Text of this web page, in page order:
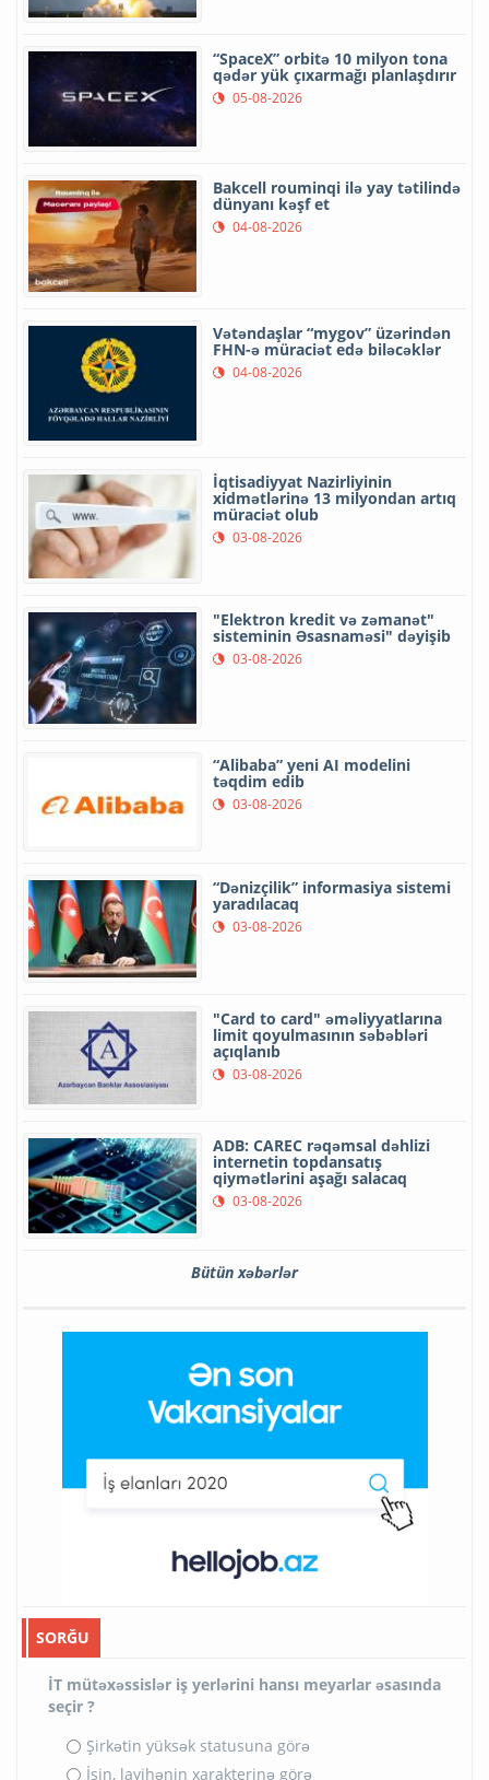
“SpaceX” orbitə 10 milyon tona
qədər yük çıxarmağı planlaşdırır
05-08-2026
Bakcell rouminqi ilə yay tətilində
dünyanı kəşf et
04-08-2026
Vətəndaşlar “mygov” üzərindən
FHN-ə müraciət edə biləcəklər
04-08-2026
İqtisadiyyat Nazirliyinin
xidmətlərinə 13 milyondan artıq
müraciət olub
03-08-2026
"Elektron kredit və zəmanət"
sisteminin Əsasnaməsi" dəyişib
03-08-2026
“Alibaba” yeni AI modelini
təqdim edib
03-08-2026
“Dənizçilik” informasiya sistemi
yaradılacaq
03-08-2026
"Card to card" əməliyyatlarına
limit qoyulmasının səbəbləri
açıqlanıb
03-08-2026
ADB: CAREC rəqəmsal dəhlizi
internetin topdansatış
qiymətlərini aşağı salacaq
03-08-2026
Bütün xəbərlər
SORĞU
İT mütəxəssislər iş yerlərini hansı meyarlar əsasında
seçir ?
Şirkətin yüksək statusuna görə
İşin, layihənin xarakterinə görə